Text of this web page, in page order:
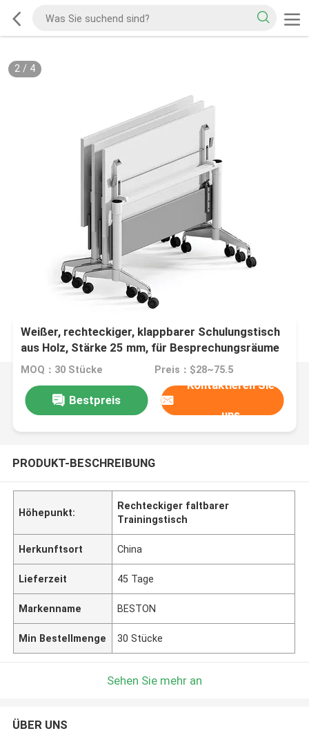
2/ 4
Weißer, rechteckiger, klappbarer Schulungstisch
aus Holz, Stärke 25 mm, für Besprechungsräume
MOQ：30 Stücke Preis：$28~75.5
Bestpreis
Kontaktieren Sie
uns
PRODUKT-BESCHREIBUNG
Höhepunkt:
Rechteckiger faltbarer
Trainingstisch
Herkunftsort China
Lieferzeit 45 Tage
Markenname BESTON
Min Bestellmenge 30 Stücke
Sehen Sie mehr an
ÜBER UNS